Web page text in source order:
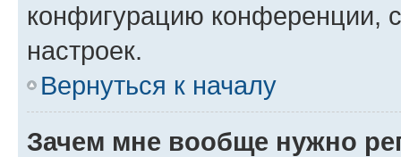
конфигурацию конференции,
настроек.
Вернуться к началу
Зачем мне вообще нужно